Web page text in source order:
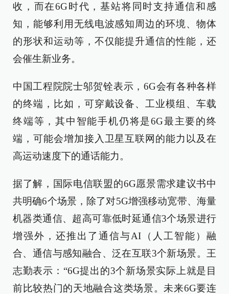
收，而在6G时代，基站将同时支持通信和感
知，能够利用无线电波感知周边的环境、物体
的形状和运动等，不仅能提升通信的性能，还
会催生新业务。
中国工程院院士邬贺铨表示，6G会有各种各样
的终端，比如，可穿戴设备、工业模组、车载
终端等，其中智能手机仍将是6G最主要的终
端，可能会增加接入卫星互联网的能力以及在
高运动速度下的通话能力。
据了解，国际电信联盟的6G愿景需求建议书中
共明确6个场景，除了对5G增强移动宽带、海量
机器类通信、超高可靠低时延通信3个场景进行
增强外，还推出了通信与AI（人工智能）融
合、通信与感知融合、泛在互联3个新场景。王
志勤表示：“6G提出的3个新场景实际上就是目
前比较热门的天地融合这类场景。未来6G要连